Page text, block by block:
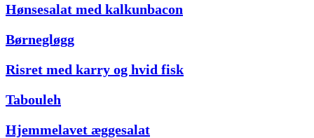
Hønsesalat med kalkunbacon
Børnegløgg
Risret med karry og hvid fisk
Tabouleh
Hjemmelavet æggesalat